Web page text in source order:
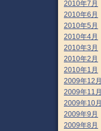
2010年7月
2010年6月
2010年5月
2010年4月
2010年3月
2010年2月
2010年1月
2009年12月
2009年11月
2009年10月
2009年9月
2009年8月